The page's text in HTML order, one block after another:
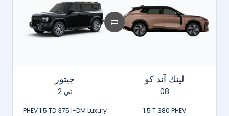
جيتور
تي 2
PHEV 1.5 TD 375 I-DM Luxury
لينك آند كو
08
1.5 T 380 PHEV